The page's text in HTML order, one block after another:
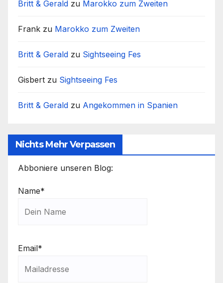
Britt & Gerald zu Marokko zum Zweiten
Frank zu Marokko zum Zweiten
Britt & Gerald zu Sightseeing Fes
Gisbert zu Sightseeing Fes
Britt & Gerald zu Angekommen in Spanien
Nichts Mehr Verpassen
Abboniere unseren Blog:
Name*
Email*